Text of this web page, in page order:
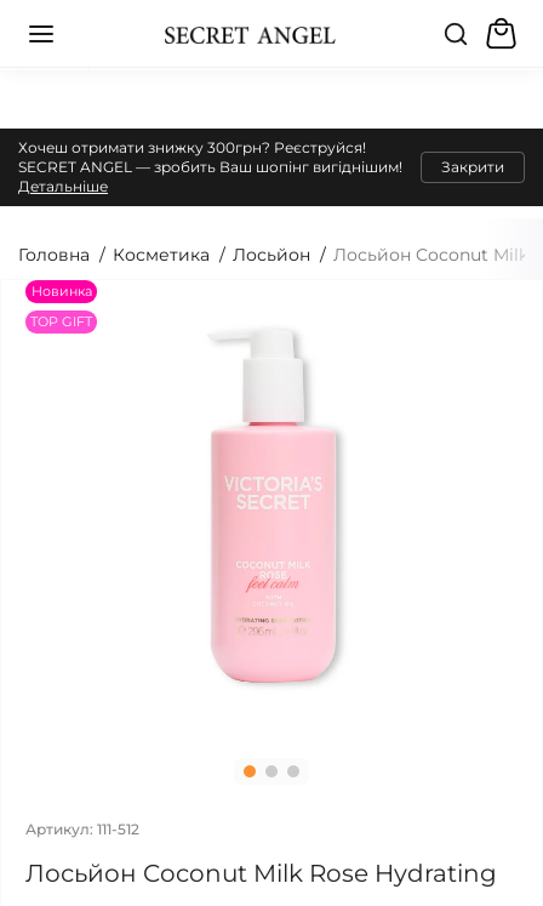
Хочеш отримати знижку 300грн? Реєструйся!
SECRET ANGEL — зробить Ваш шопінг вигіднішим!
Детальніше
Закрити
Головна Косметика Лосьйон Лосьйон Coconut Milk
Новинка
TOP GIFT
Артикул: 111-512
Лосьйон Coconut Milk Rose Hydrating